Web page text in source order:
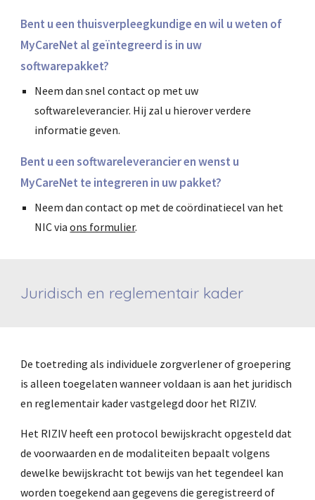
Bent u een thuisverpleegkundige en wil u weten of
MyCareNet al geïntegreerd is in uw
softwarepakket?
Neem dan snel contact op met uw
softwareleverancier. Hij zal u hierover verdere
informatie geven.
Bent u een softwareleverancier en wenst u
MyCareNet te integreren in uw pakket?
Neem dan contact op met de coördinatiecel van het
NIC viaons formulier.
Juridisch en reglementair kader
De toetreding als individuele zorgverlener of groepering
is alleen toegelaten wanneer voldaan is aan het juridisch
en reglementair kader vastgelegd door het RIZIV.
Het RIZIV heeft een protocol bewijskracht opgesteld dat
de voorwaarden en de modaliteiten bepaalt volgens
dewelke bewijskracht tot bewijs van het tegendeel kan
worden toegekend aan gegevens die geregistreerd of